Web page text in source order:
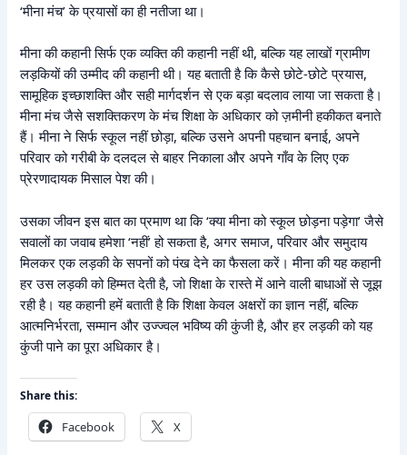
‘मीना मंच’ के प्रयासों का ही नतीजा था।
मीना की कहानी सिर्फ एक व्यक्ति की कहानी नहीं थी, बल्कि यह लाखों ग्रामीण
लड़कियों की उम्मीद की कहानी थी। यह बताती है कि कैसे छोटे-छोटे प्रयास,
सामूहिक इच्छाशक्ति और सही मार्गदर्शन से एक बड़ा बदलाव लाया जा सकता है।
मीना मंच जैसे सशक्तिकरण के मंच शिक्षा के अधिकार को ज़मीनी हकीकत बनाते
हैं। मीना ने सिर्फ स्कूल नहीं छोड़ा, बल्कि उसने अपनी पहचान बनाई, अपने
परिवार को गरीबी के दलदल से बाहर निकाला और अपने गाँव के लिए एक
प्रेरणादायक मिसाल पेश की।
उसका जीवन इस बात का प्रमाण था कि ‘क्या मीना को स्कूल छोड़ना पड़ेगा’ जैसे
सवालों का जवाब हमेशा ‘नहीं’ हो सकता है, अगर समाज, परिवार और समुदाय
मिलकर एक लड़की के सपनों को पंख देने का फैसला करें। मीना की यह कहानी
हर उस लड़की को हिम्मत देती है, जो शिक्षा के रास्ते में आने वाली बाधाओं से जूझ
रही है। यह कहानी हमें बताती है कि शिक्षा केवल अक्षरों का ज्ञान नहीं, बल्कि
आत्मनिर्भरता, सम्मान और उज्ज्वल भविष्य की कुंजी है, और हर लड़की को यह
कुंजी पाने का पूरा अधिकार है।
Share this:
Facebook X